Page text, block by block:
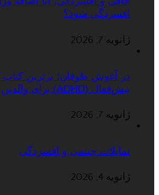
افسردگی شود؟
ژانویه 7, 2026
در آغوش طوفان؛ برترین
بیش‌فعال (ADHD) برای والدین
ژانویه 7, 2026
تمایلات جنسی و افسردگی
ژانویه 4, 2026